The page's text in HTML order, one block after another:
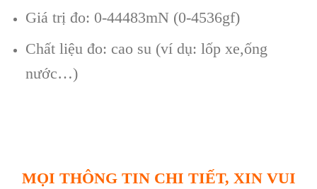
Giá trị đo: 0-44483mN (0-4536gf)
Chất liệu đo: cao su (ví dụ: lốp xe,ống
nước…)
MỌI THÔNG TIN CHI TIẾT, XIN VUI